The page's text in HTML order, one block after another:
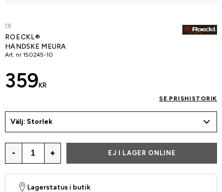
(3)
ROECKL®
HANDSKE MEURA
Art. nr 150245-10
359 KR
SE PRISHISTORIK
Välj: Storlek
- + EJ I LAGER ONLINE
Lagerstatus i butik